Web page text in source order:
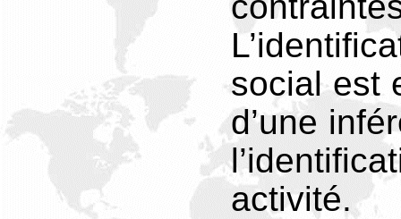
social est
d’une
activité.